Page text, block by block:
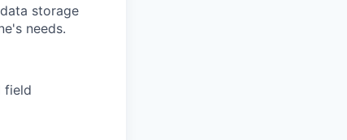
storage
needs.
field